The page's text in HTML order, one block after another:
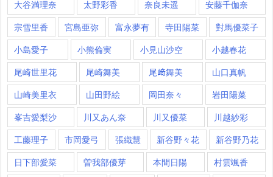
大谷満理奈 太野彩香 奈良未遥 安藤千伽奈
宗雪里香 宮島亜弥 富永夢有 寺田陽菜 對馬優菜子
小島愛子 小熊倫実 小見山沙空 小越春花
尾崎世里花 尾崎舞美 尾﨑舞美 山口真帆
山崎美里衣 山田野絵 岡田奈々 岩田陽菜
峯吉愛梨沙 川又あん奈 川又優菜 川越紗彩
工藤理子 市岡愛弓 張織慧 新谷野々花 新谷野乃花
日下部愛菜 曽我部優芽 本間日陽 村雲颯香